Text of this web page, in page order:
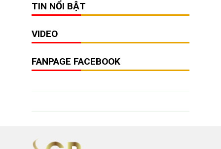
TIN NỔI BẬT
VIDEO
FANPAGE FACEBOOK